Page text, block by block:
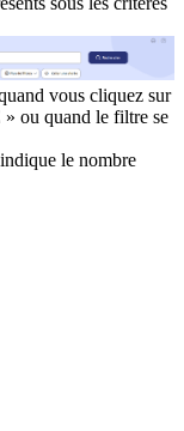
vous cliquez sur
ou quand le filtre se
le nombre